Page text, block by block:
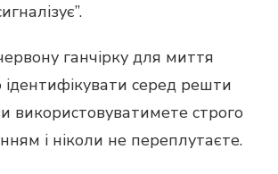
ганчірку для миття
ідентифікувати серед решти
використовуватимете строго
і ніколи не переплутаєте.